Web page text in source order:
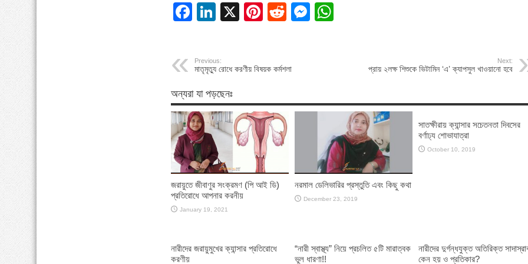
Facebook
LinkedIn
X Pinterest
RedditMessenger
Previous:
মাতৃমৃত্যু রোধে করণীয় বিষয়ক কর্মশলা
Next:
প্রায় ২লক্ষ শিশুকে ভিটামিন ‘এ’ ক্যাপসুল খাওয়ানো হবে
অন্যরা যা পড়ছেনঃ
জরায়ুতে জীবাণুর সংক্রমণ (পি আই ডি)
প্রতিরোধে আপনার করনীয়
January 19, 2021
নরমাল ডেলিভারির প্রস্তুতি এবং কিছু কথা
December 23, 2019
সাতক্ষীরায় ক্যান্সার সচেতনতা দিবসের
বর্ণাঢ্য শোভাযাত্রা
October 10, 2019
নারীদের জরায়ুমুখের ক্যান্সার প্রতিরোধে
করণীয়
“নারী স্বাস্থ্য” নিয়ে প্রচলিত ৫টি মারাত্বক
ভুল ধারণা!!
নারীদের দুর্গন্ধযুক্ত অতিরিক্ত
কেন হয় ও প্রতিকার?